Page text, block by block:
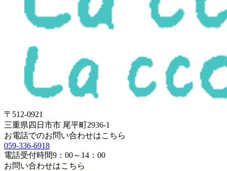
〒512-0921
三重県四日市市 尾平町2936-1
お電話でのお問い合わせはこちら
059-336-6918
電話受付時間9：00～14：00
お問い合わせはこちら